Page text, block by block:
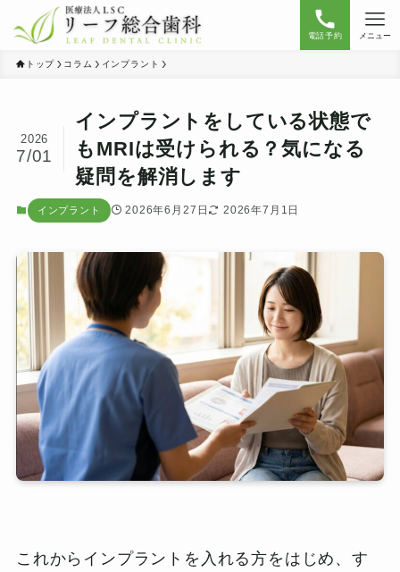
電話予約 メニュー
トップ コラム インプラント
インプラントをしている状態で
もMRIは受けられる？気になる
疑問を解消します
2026
7/01
インプラント 2026年6月27日 2026年7月1日
これからインプラントを入れる方をはじめ、す